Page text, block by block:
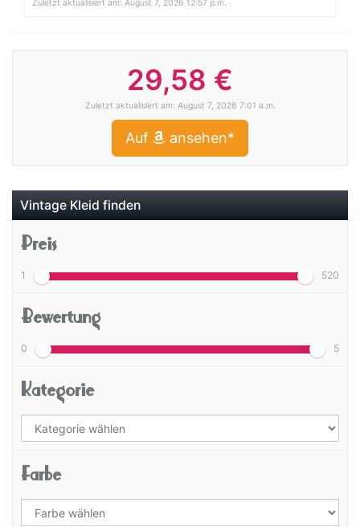
Zuletzt aktualisiert am: August 7, 2026 12:57 p.m.
29,58 €
Zuletzt aktualisiert am: August 7, 2026 7:01 a.m.
Auf ansehen*
Vintage Kleid finden
Preis
1 520
Bewertung
0 5
Kategorie
Farbe